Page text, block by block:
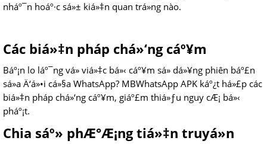
nháº¯n hoáº·c sá»± kiá»‡n quan trá»ng nào.
Các biá»‡n pháp chá»‘ng cáº¥m
Báº¡n lo láº¯ng vá» viá»‡c bá»‹ cáº¥m sá»­ dá»¥ng phiên báº£n
sá»­a Ä‘á»•i cá»§a WhatsApp? MBWhatsApp APK káº¿t há»£p các
biá»‡n pháp chá»‘ng cáº¥m, giáº£m thiá»ƒu nguy cÆ¡ bá»‹
pháº¡t.
Chia sáº» phÆ°Æ¡ng tiá»‡n truyá»n